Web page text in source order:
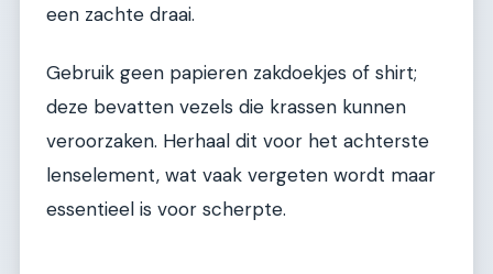
een zachte draai.
Gebruik geen papieren zakdoekjes of shirt;
deze bevatten vezels die krassen kunnen
veroorzaken. Herhaal dit voor het achterste
lenselement, wat vaak vergeten wordt maar
essentieel is voor scherpte.